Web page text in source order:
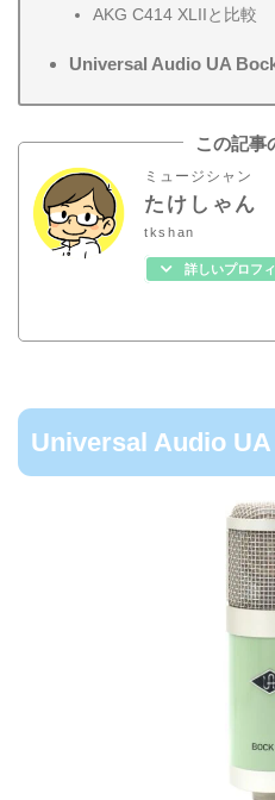
AKG C414 XLIIと比較
Universal Audio UA
この記事
ミュージシャン
たけしゃん
tkshan
詳しいプロフ
Universal Audio